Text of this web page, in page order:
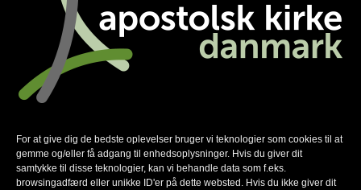
For at give dig de bedste oplevelser bruger vi teknologier som cookies til at
gemme og/eller få adgang til enhedsoplysninger. Hvis du giver dit
samtykke til disse teknologier, kan vi behandle data som f.eks.
browsingadfærd eller unikke ID'er på dette websted. Hvis du ikke giver dit
De 14-årige
Dåb
Vielse
Begravelser